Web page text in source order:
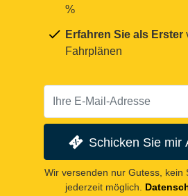
%
Erfahren Sie als Erster
Fahrplänen
Schicken Sie mir
Wir versenden nur Gutess, kein
jederzeit möglich.